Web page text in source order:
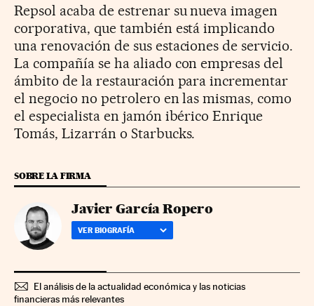
Repsol acaba de estrenar su nueva imagen
corporativa, que también está implicando
una renovación de sus estaciones de servicio.
La compañía se ha aliado con empresas del
ámbito de la restauración para incrementar
el negocio no petrolero en las mismas, como
el especialista en jamón ibérico Enrique
Tomás, Lizarrán o Starbucks.
SOBRE LA FIRMA
Javier García Ropero
VER BIOGRAFÍA
El análisis de la actualidad económica y las noticias
financieras más relevantes